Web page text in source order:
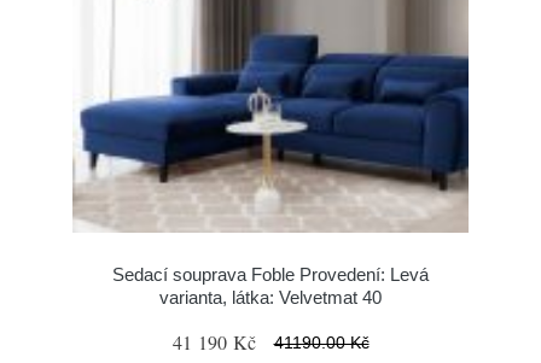
Sedací souprava Foble Provedení: Levá
varianta, látka: Velvetmat 40
41 190 Kč 41190.00 Kč